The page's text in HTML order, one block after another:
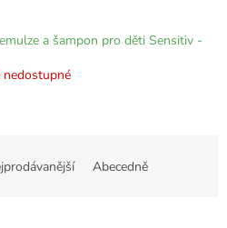
a šampon pro děti Sensitiv -
Abecedně